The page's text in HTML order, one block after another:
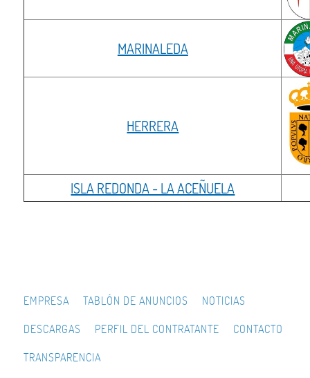
MARINALEDA
HERRERA
ISLA REDONDA - LA ACEÑUELA
EMPRESA TABLÓN DE ANUNCIOS NOTICIAS
DESCARGAS PERFIL DEL CONTRATANTE CONTACTO
TRANSPARENCIA